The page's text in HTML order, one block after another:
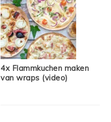
4x Flammkuchen maken
van wraps (video)